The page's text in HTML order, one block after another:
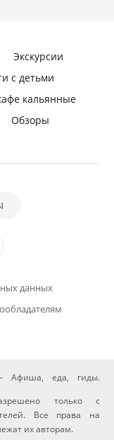
Экскурсии
с детьми
кальянные
Обзоры
данных
Афиша, еда, гиды.
только с
Все права на
их авторам.